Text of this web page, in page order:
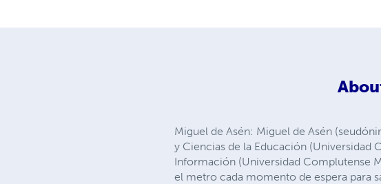
Miguel de Asén: Miguel de Asén
y Ciencias de la Educación (Universidad
Información (Universidad Complutense
el metro cada momento de espera para